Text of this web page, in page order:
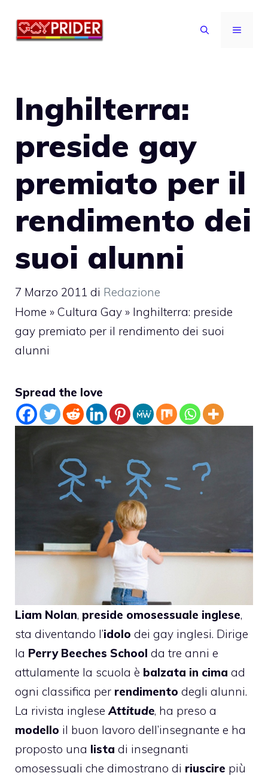
MENU
Inghilterra:
preside gay
premiato per il
rendimento dei
suoi alunni
7 Marzo 2011 di Redazione
Home » Cultura Gay » Inghilterra: preside
gay premiato per il rendimento dei suoi
alunni
Spread the love
Liam Nolan, preside omosessuale inglese,
sta diventando l’idolo dei gay inglesi. Dirige
la Perry Beeches School da tre anni e
attulamente la scuola è balzata in cima ad
ogni classifica per rendimento degli alunni.
La rivista inglese Attitude, ha preso a
modello il buon lavoro dell’insegnante e ha
proposto una lista di insegnanti
omosessuali che dimostrano di riuscire più